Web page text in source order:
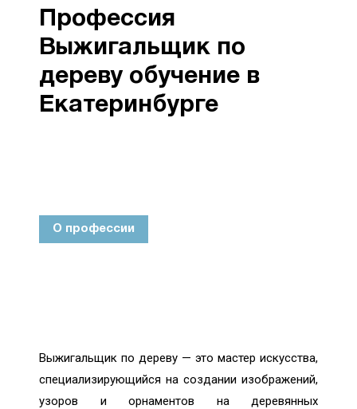
Профессия
Выжигальщик по
дереву обучение в
Екатеринбурге
О профессии
Выжигальщик по дереву — это мастер искусства,
специализирующийся на создании изображений,
узоров и орнаментов на деревянных